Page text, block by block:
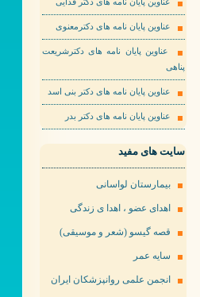
عناوین پایان نامه های دکتر فدایی
عناوین پایان نامه های دکترمعنوی
عناوین پایان نامه های دکترشریعت
پناهی
عناوین پایان نامه های دکتر بنی اسد
عناوین پایان نامه های دکتر بدر
سایت های مفید
بیمارستان لواسانی
اهدای عضو ، اهدا ی زندگی
قصه گیسو (شعر و موسیقی)
سایه عمر
انجمن علمی روانپزشکان ایران